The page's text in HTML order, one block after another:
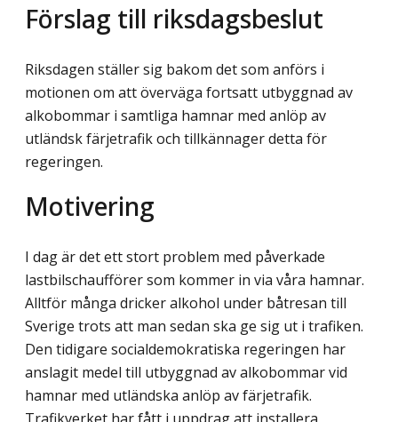
Förslag till riksdagsbeslut
Riksdagen ställer sig bakom det som anförs i
motionen om att överväga fortsatt utbyggnad av
alkobommar i samtliga hamnar med anlöp av
utländsk färjetrafik och tillkännager detta för
regeringen.
Motivering
I dag är det ett stort problem med påverkade
lastbilschaufförer som kommer in via våra hamnar.
Alltför många dricker alkohol under båtresan till
Sverige trots att man sedan ska ge sig ut i trafiken.
Den tidigare socialdemokratiska regeringen har
anslagit medel till utbyggnad av alkobommar vid
hamnar med utländska anlöp av färjetrafik.